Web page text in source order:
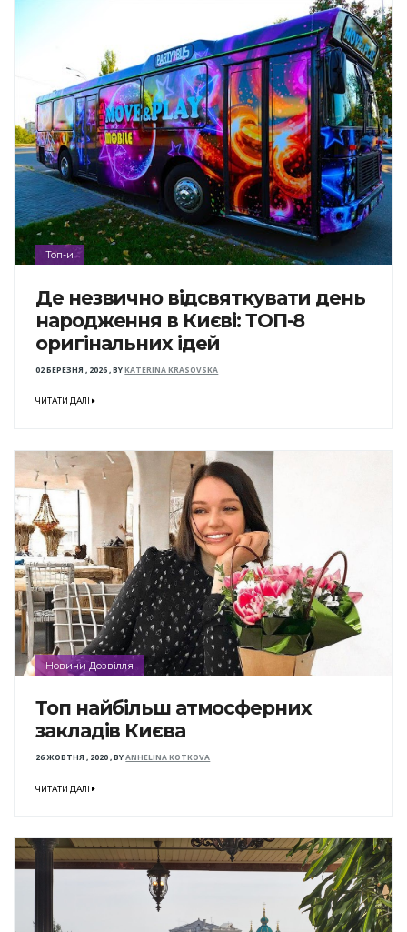
Топ-и
Де незвично відсвяткувати день
народження в Києві: ТОП-8
оригінальних ідей
02 БЕРЕЗНЯ , 2026,BYKATERINA KRASOVSKA
ЧИТАТИ ДАЛІ
Новини Дозвілля
Топ найбільш атмосферних
закладів Києва
26 ЖОВТНЯ , 2020,BYANHELINA KOTKOVA
ЧИТАТИ ДАЛІ